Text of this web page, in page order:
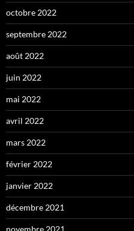
octobre 2022
septembre 2022
août 2022
juin 2022
mai 2022
avril 2022
mars 2022
février 2022
janvier 2022
décembre 2021